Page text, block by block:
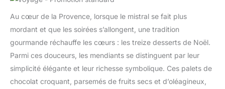
Au cœur de la Provence, lorsque le mistral se fait plus
mordant et que les soirées s’allongent, une tradition
gourmande réchauffe les cœurs : les treize desserts de Noël.
Parmi ces douceurs, les mendiants se distinguent par leur
simplicité élégante et leur richesse symbolique. Ces palets de
chocolat croquant, parsemés de fruits secs et d’oléagineux,